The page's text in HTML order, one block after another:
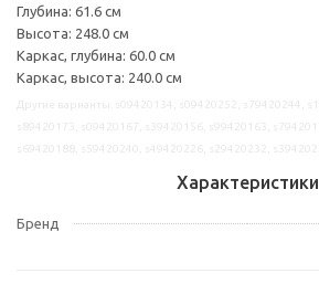
Глубина: 61.6 см
Высота: 248.0 см
Каркас, глубина: 60.0 см
Каркас, высота: 240.0 см
Характеристики
Бренд